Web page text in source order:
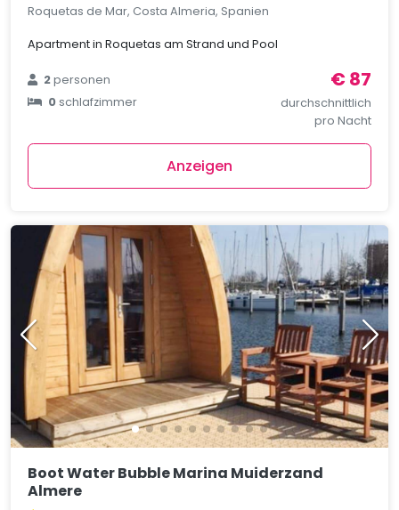
Roquetas de Mar, Costa Almeria, Spanien
Apartment in Roquetas am Strand und Pool
2personen
0schlafzimmer
€ 87
durchschnittlich
pro Nacht
Anzeigen
Boot Water Bubble Marina Muiderzand
Almere